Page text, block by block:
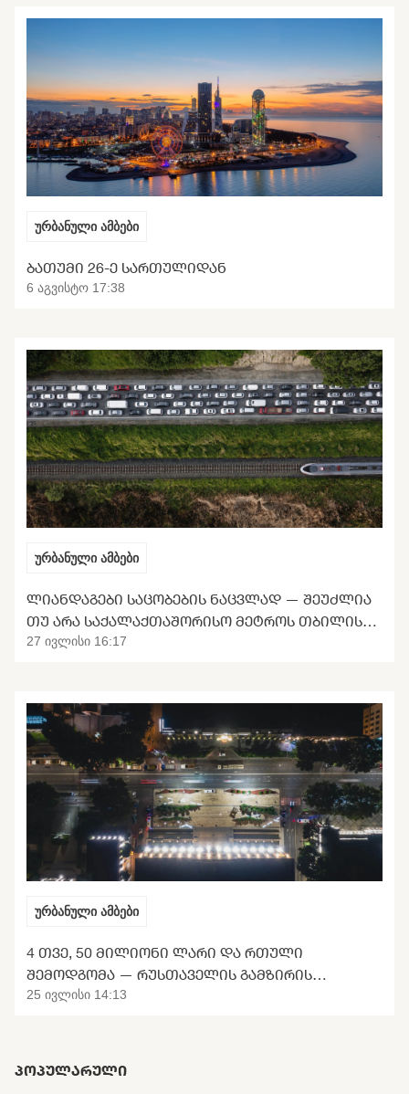
ურბანული ამბები
ᲑᲐᲗᲣᲛᲘ 26-Ე ᲡᲐᲠᲗᲣᲚᲘᲓᲐᲜ
6 აგვისტო 17:38
ურბანული ამბები
ᲚᲘᲐᲜᲓᲐᲒᲔᲑᲘ ᲡᲐᲪᲝᲑᲔᲑᲘᲡ ᲜᲐᲪᲕᲚᲐᲓ — ᲨᲔᲣᲫᲚᲘᲐ
ᲗᲣ ᲐᲠᲐ ᲡᲐᲥᲐᲚᲐᲥᲗᲐᲨᲝᲠᲘᲡᲝ ᲛᲔᲢᲠᲝᲡ ᲗᲑᲘᲚᲘᲡᲘᲡ
ᲒᲐᲜᲢᲕᲘᲠᲗᲕᲐ
27 ივლისი 16:17
ურბანული ამბები
4 ᲗᲕᲔ, 50 ᲛᲘᲚᲘᲝᲜᲘ ᲚᲐᲠᲘ ᲓᲐ ᲠᲗᲣᲚᲘ
ᲨᲔᲛᲝᲓᲒᲝᲛᲐ — ᲠᲣᲡᲗᲐᲕᲔᲚᲘᲡ ᲒᲐᲛᲖᲘᲠᲘᲡ
ᲢᲠᲐᲜᲡᲤᲝᲠᲛᲐᲪᲘᲘᲡ ᲛᲝᲚᲝᲓᲘᲜᲘ
25 ივლისი 14:13
ᲞᲝᲞᲣᲚᲐᲠᲣᲚᲘ